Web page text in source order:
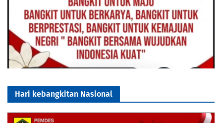
Hari kebangkitan Nasional